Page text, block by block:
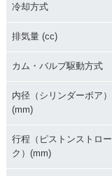
1997年 FXDWG Wi
de Glide
冷却方式
排気量 (cc)
カム・バルブ駆動方式
内径（シリンダーボア）
(mm)
行程（ピストンストロー
ク）(mm)